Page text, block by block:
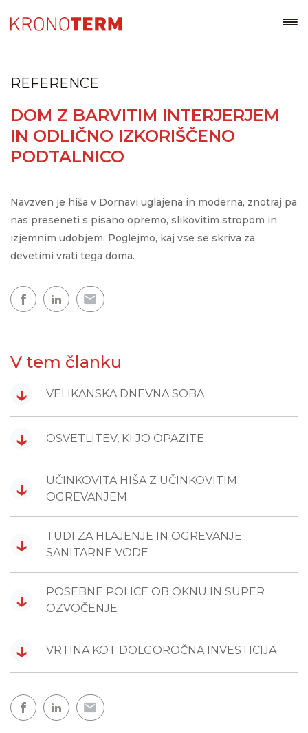
REFERENCE
DOM Z BARVITIM INTERJERJEM
IN ODLIČNO IZKORIŠČENO
PODTALNICO
Navzven je hiša v Dornavi uglajena in moderna, znotraj pa
nas preseneti s pisano opremo, slikovitim stropom in
izjemnim udobjem. Poglejmo, kaj vse se skriva za
devetimi vrati tega doma.
V tem članku
↓ VELIKANSKA DNEVNA SOBA
↓ OSVETLITEV, KI JO OPAZITE
↓
UČINKOVITA HIŠA Z UČINKOVITIM
OGREVANJEM
↓
TUDI ZA HLAJENJE IN OGREVANJE
SANITARNE VODE
↓
POSEBNE POLICE OB OKNU IN SUPER
OZVOČENJE
↓ VRTINA KOT DOLGOROČNA INVESTICIJA